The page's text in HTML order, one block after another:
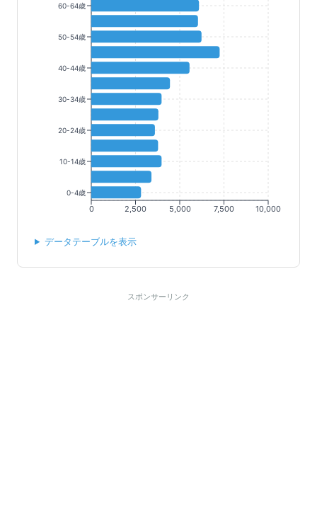
0 2,500 5,000 7,500 10,000
60-64歳
50-54歳
40-44歳
30-34歳
20-24歳
10-14歳
0-4歳
データテーブルを表示
スポンサーリンク